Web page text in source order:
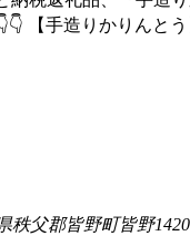
【手造りかりんと
秩父郡皆野町皆野